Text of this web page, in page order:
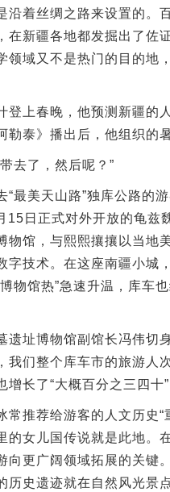
沿着丝绸之路来设置的。
在新疆各地都发掘出了佐
领域又不是热门的目的地
上春晚，他预测新疆的
勒泰》播出后，他组织的
了，然后呢？”
美天山路”独库公路的游
日正式对外开放的龟兹
物馆，与熙熙攘攘以当地
字技术。在这座南疆小城
物馆热”急速升温，库车
址博物馆副馆长冯伟切身
我们整个库车市的旅游人
长了“大概百分之三四十”
推荐给游客的人文历史“
的女儿国传说就是此地。
向更广阔领域拓展的关键
历史遗迹就在自然风光景